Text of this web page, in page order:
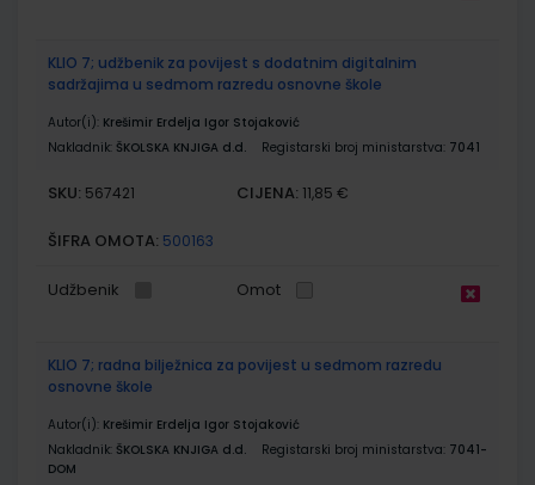
KLIO 7; udžbenik za povijest s dodatnim digitalnim
sadržajima u sedmom razredu osnovne škole
Autor(i): Krešimir Erdelja Igor Stojaković
Nakladnik: ŠKOLSKA KNJIGA d.d. Registarski broj ministarstva: 7041
SKU: 567421 CIJENA: 11,85 €
ŠIFRA OMOTA: 500163
Udžbenik Omot
KLIO 7; radna bilježnica za povijest u sedmom razredu
osnovne škole
Autor(i): Krešimir Erdelja Igor Stojaković
Nakladnik: ŠKOLSKA KNJIGA d.d. Registarski broj ministarstva: 7041-
DOM